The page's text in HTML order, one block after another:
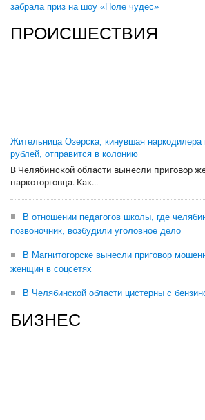
забрала приз на шоу «Поле чудес»
ПРОИСШЕСТВИЯ
Жительница Озерска, кинувшая наркодилера
рублей, отправится в колонию
В Челябинской области вынесли приговор
наркоторговца. Как...
В отношении педагогов школы, где
позвоночник, возбудили уголовное дело
В Магнитогорске вынесли приговор
женщин в соцсетях
В Челябинской области цистерны с
БИЗНЕС